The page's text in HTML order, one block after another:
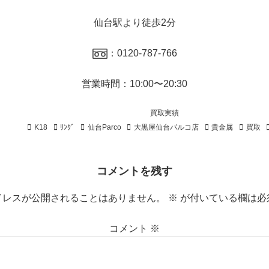
仙台駅より徒歩2分
：0120-787-766
営業時間：10:00〜20:30
買取実績
K18 ﾘﾝｸﾞ 仙台Parco 大黒屋仙台パルコ店 貴金属 買取
コメントを残す
レスが公開されることはありません。 ※ が付いている欄は
コメント ※